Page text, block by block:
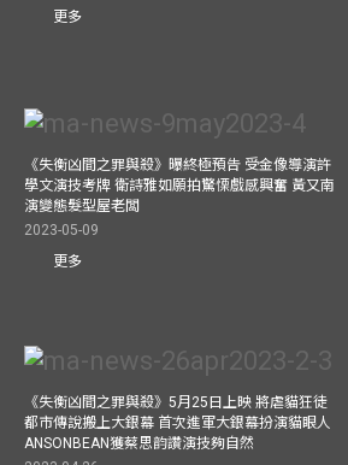
更多
《失衡凶間之罪與殺》曝終極預告 受金像導演許
學文演技考牌 衛詩雅如願拍驚慄戲感興奮 黃又南
演變態髮型屋老闆
2023-05-09
更多
《失衡凶間之罪與殺》5月25日上映 將虐貓狂徒
都市傳說搬上大銀幕 首次進軍大銀幕扮演貓眼人
ANSONBEAN獲蔡思韵讚演技夠自然